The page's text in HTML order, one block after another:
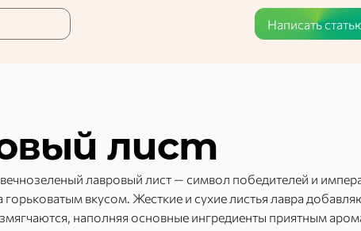
Написать
лист
лавровый лист — символ победителей и
горьковатым вкусом. Жесткие и сухие листья лавра
наполняя основные ингредиенты приятным